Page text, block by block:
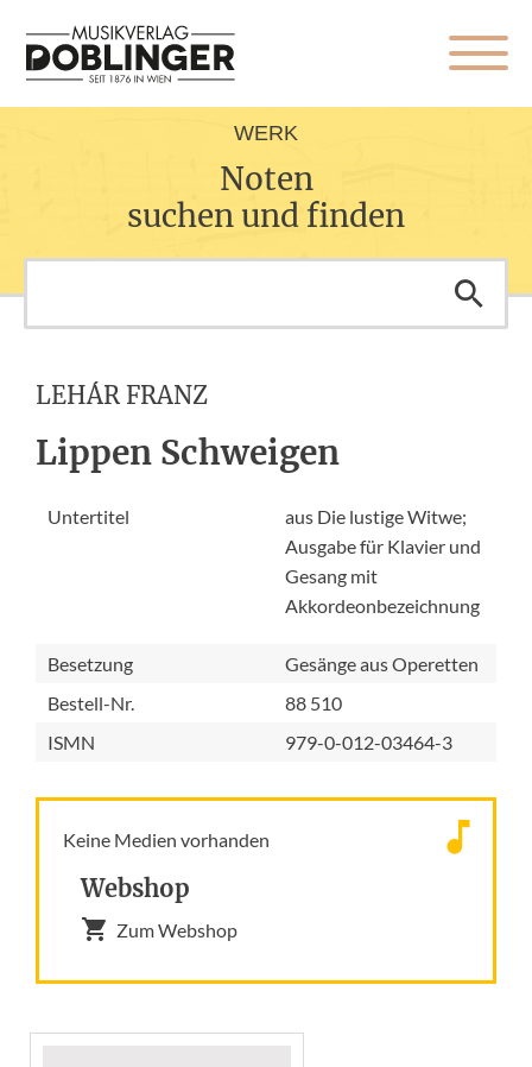
WERK
Noten
suchen und finden
LEHÁR FRANZ
Lippen Schweigen
Untertitel
aus Die lustige Witwe;
Ausgabe für Klavier und
Gesang mit
Akkordeonbezeichnung
Besetzung
Gesänge aus Operetten
Bestell-Nr.
88 510
ISMN
979-0-012-03464-3
Keine Medien vorhanden
Webshop
Zum Webshop